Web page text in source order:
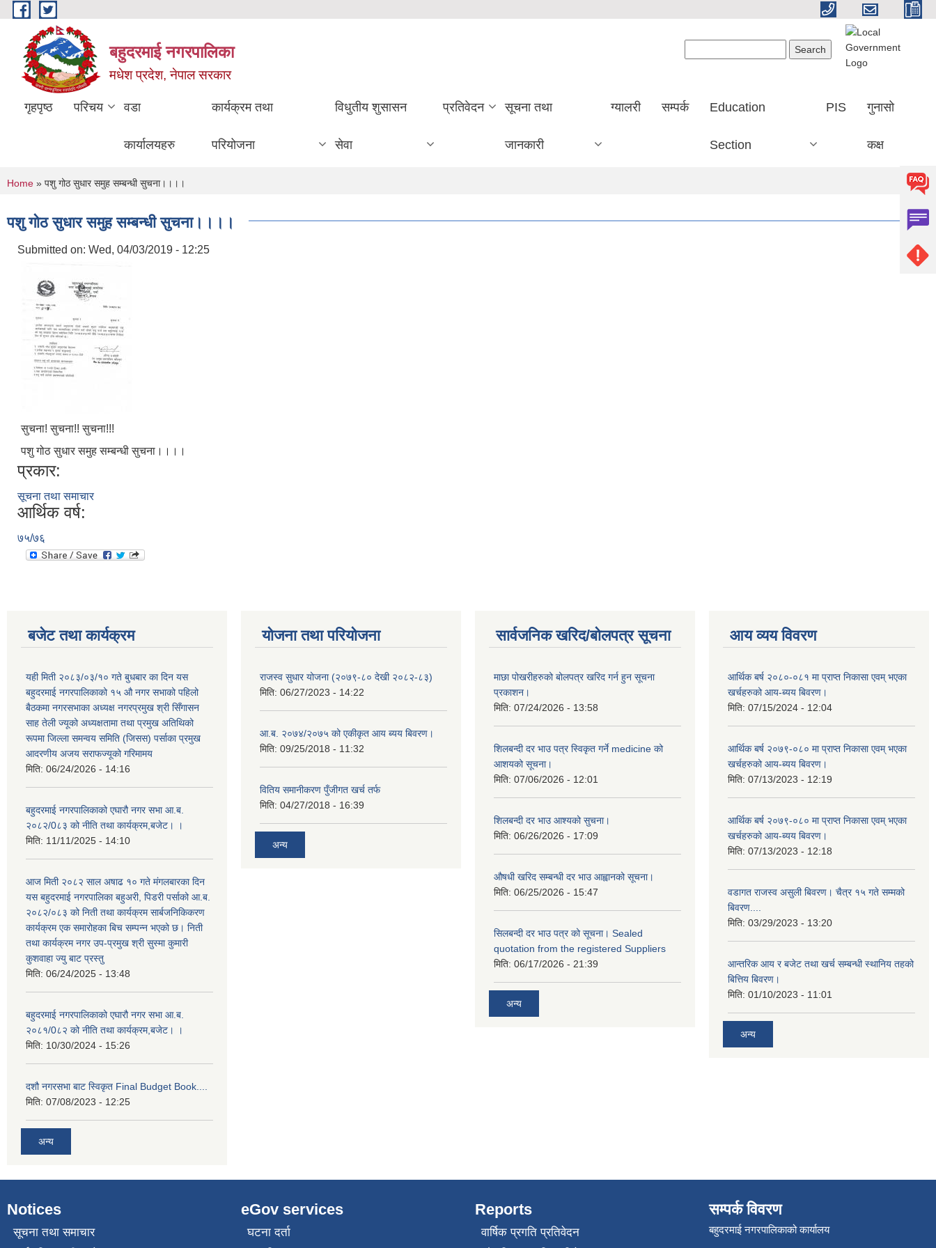
Skip to main content
बहुदरमाई नगरपालिका
मधेश प्रदेश, नेपाल सरकार
गृहपृष्ठ परिचय वडा
कार्यालयहरु
कार्यक्रम तथा
परियोजना
विधुतीय शुसासन
सेवा
प्रतिवेदन सूचना तथा
जानकारी
ग्यालरी सम्पर्क Education
Section
PIS गुनासो
कक्ष
You are here
Home » पशु गोठ सुधार समुह सम्बन्धी सुचना।।।।
पशु गोठ सुधार समुह सम्बन्धी सुचना।।।।
Submitted on: Wed, 04/03/2019 - 12:25
सुचना! सुचना!! सुचना!!!
पशु गोठ सुधार समुह सम्बन्धी सुचना।।।।
प्रकार:
सूचना तथा समाचार
आर्थिक वर्ष:
७५/७६
बजेट तथा कार्यक्रम
यही मिती २०८३/०३/१० गते बुधबार का दिन यस
बहुदरमाई नगरपालिकाको १५ औ नगर सभाको पहिलो
बैठकमा नगरसभाका अध्यक्ष नगरप्रमुख श्री सिँगासन
साह तेली ज्यूको अध्यक्षतामा तथा प्रमुख अतिथिको
रूपमा जिल्ला समन्वय समिति (जिसस) पर्साका प्रमुख
आदरणीय अजय सराफज्यूको गरिमामय
मिति: 06/24/2026 - 14:16
बहुदरमाई नगरपालिकाको एघारौ नगर सभा आ.ब.
२०८२/0८३ को नीति तथा कार्यक्रम,बजेट। ।
मिति: 11/11/2025 - 14:10
आज मिती २०८२ साल अषाढ १० गते मंगलबारका दिन
यस बहुदरमाई नगरपालिका बहुअरी, पिडरी पर्साको आ.ब.
२०८२/०८३ को निती तथा कार्यक्रम सार्बजनिकिकरण
कार्यक्रम एक समारोहका बिच सम्पन्न भएको छ। निती
तथा कार्यक्रम नगर उप-प्रमुख श्री सुस्मा कुमारी
कुशवाहा ज्यु बाट प्रस्तु
मिति: 06/24/2025 - 13:48
बहुदरमाई नगरपालिकाको एघारौ नगर सभा आ.ब.
२०८१/0८२ को नीति तथा कार्यक्रम,बजेट। ।
मिति: 10/30/2024 - 15:26
दशौ नगरसभा बाट स्विकृत Final Budget Book....
मिति: 07/08/2023 - 12:25
अन्य
योजना तथा परियोजना
राजस्व सुधार योजना (२०७९-८० देखी २०८२-८३)
मिति: 06/27/2023 - 14:22
आ.ब. २०७४/२०७५ को एकीकृत आय ब्यय बिवरण।
मिति: 09/25/2018 - 11:32
वितिय समानीकरण पुँजीगत खर्च तर्फ
मिति: 04/27/2018 - 16:39
अन्य
सार्वजनिक खरिद/बोलपत्र सूचना
माछा पोखरीहरुको बोलपत्र खरिद गर्न हुन सूचना
प्रकाशन।
मिति: 07/24/2026 - 13:58
शिलबन्दी दर भाउ पत्र स्विकृत गर्ने medicine को
आशयको सूचना।
मिति: 07/06/2026 - 12:01
शिलबन्दी दर भाउ आश्यको सुचना।
मिति: 06/26/2026 - 17:09
औषधी खरिद सम्बन्धी दर भाउ आह्वानको सूचना।
मिति: 06/25/2026 - 15:47
सिलबन्दी दर भाउ पत्र को सूचना। Sealed
quotation from the registered Suppliers
मिति: 06/17/2026 - 21:39
अन्य
आय व्यय विवरण
आर्थिक बर्ष २०८०-०८१ मा प्राप्त निकासा एवम् भएका
खर्चहरुको आय-ब्यय बिवरण।
मिति: 07/15/2024 - 12:04
आर्थिक बर्ष २०७९-०८० मा प्राप्त निकासा एवम् भएका
खर्चहरुको आय-ब्यय बिवरण।
मिति: 07/13/2023 - 12:19
आर्थिक बर्ष २०७९-०८० मा प्राप्त निकासा एवम् भएका
खर्चहरुको आय-ब्यय बिवरण।
मिति: 07/13/2023 - 12:18
वडागत राजस्व असुली बिवरण। चैत्र १५ गते सम्मको
बिवरण....
मिति: 03/29/2023 - 13:20
आन्तरिक आय र बजेट तथा खर्च सम्बन्धी स्थानिय तहको
बित्तिय बिवरण।
मिति: 01/10/2023 - 11:01
अन्य
Notices
सूचना तथा समाचार
eGov services
घटना दर्ता
Reports
वार्षिक प्रगति प्रतिवेदन
सम्पर्क विवरण
बहुदरमाई नगरपालिकाको कार्यालय